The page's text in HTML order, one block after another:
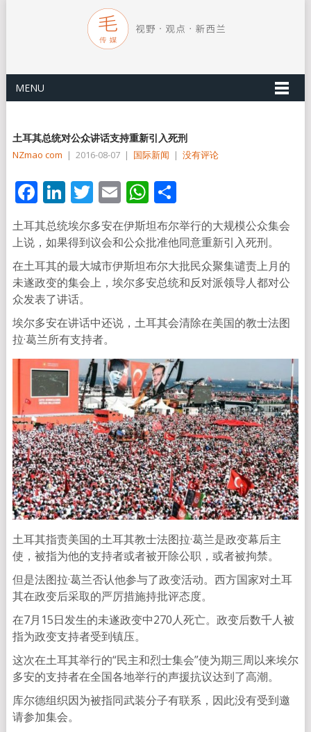
MENU
土耳其总统对公众讲话支持重新引入死刑
NZmao com | 2016-08-07 | 国际新闻 | 没有评论
Facebook
LinkedIn
Twitter
EmailWhatsApp
分
享
土耳其总统埃尔多安在伊斯坦布尔举行的大规模公众集会
上说，如果得到议会和公众批准他同意重新引入死刑。
在土耳其的最大城市伊斯坦布尔大批民众聚集谴责上月的
未遂政变的集会上，埃尔多安总统和反对派领导人都对公
众发表了讲话。
埃尔多安在讲话中还说，土耳其会清除在美国的教士法图
拉·葛兰所有支持者。
土耳其指责美国的土耳其教士法图拉·葛兰是政变幕后主
使，被指为他的支持者或者被开除公职，或者被拘禁。
但是法图拉·葛兰否认他参与了政变活动。西方国家对土耳
其在政变后采取的严厉措施持批评态度。
在7月15日发生的未遂政变中270人死亡。政变后数千人被
指为政变支持者受到镇压。
这次在土耳其举行的“民主和烈士集会”使为期三周以来埃尔
多安的支持者在全国各地举行的声援抗议达到了高潮。
库尔德组织因为被指同武装分子有联系，因此没有受到邀
请参加集会。